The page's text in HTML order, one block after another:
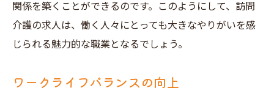
関係を築くことができるのです。このようにして、訪問
介護の求人は、働く人々にとっても大きなやりがいを感
じられる魅力的な職業となるでしょう。
ワークライフバランスの向上